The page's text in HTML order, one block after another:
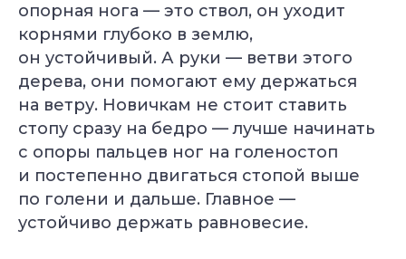
опорная нога — это ствол, он уходит
корнями глубоко в землю,
он устойчивый. А руки — ветви этого
дерева, они помогают ему держаться
на ветру. Новичкам не стоит ставить
стопу сразу на бедро — лучше начинать
с опоры пальцев ног на голеностоп
и постепенно двигаться стопой выше
по голени и дальше. Главное —
устойчиво держать равновесие.